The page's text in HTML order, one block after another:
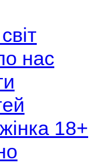
нас
18+